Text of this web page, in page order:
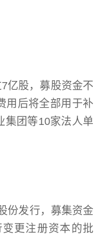
亿股，募股资金不
用后将全部用于补
集团等10家法人单
份发行，募集资金
更注册资本的批